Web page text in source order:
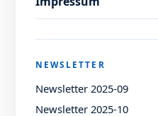
NEWSLETTER
Newsletter 2025-09
Newsletter 2025-10